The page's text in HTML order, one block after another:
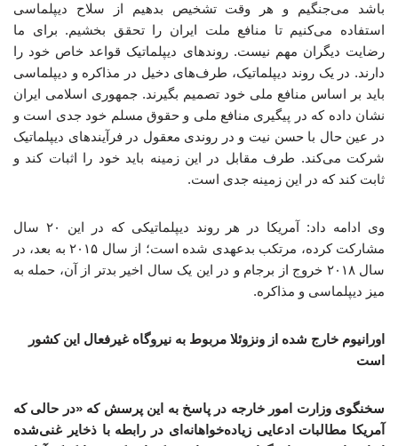
باشد می‌جنگیم و هر وقت تشخیص بدهیم از سلاح دیپلماسی
استفاده می‌کنیم تا منافع ملت ایران را تحقق بخشیم. برای ما
رضایت دیگران مهم نیست. روندهای دیپلماتیک قواعد خاص خود را
دارند. در یک روند دیپلماتیک، طرف‌های دخیل در مذاکره و دیپلماسی
باید بر اساس منافع ملی خود تصمیم بگیرند. جمهوری اسلامی ایران
نشان داده که در پیگیری منافع ملی و حقوق مسلم خود جدی است و
در عین حال با حسن نیت و در روندی معقول در فرآیندهای دیپلماتیک
شرکت می‌کند. طرف مقابل در این زمینه باید خود را اثبات کند و
ثابت کند که در این زمینه جدی است.
وی ادامه داد: آمریکا در هر روند دیپلماتیکی که در این ۲۰ سال
مشارکت کرده، مرتکب بدعهدی شده است؛ از سال ۲۰۱۵ به بعد، در
سال ۲۰۱۸ خروج از برجام و در این یک سال اخیر بدتر از آن، حمله به
میز دیپلماسی و مذاکره.
اورانیوم خارج شده از ونزوئلا مربوط به نیروگاه غیرفعال این کشور
است
سخنگوی وزارت امور خارجه در پاسخ به این پرسش که «در حالی که
آمریکا مطالبات ادعایی زیاده‌خواهانه‌ای در رابطه با ذخایر غنی‌شده